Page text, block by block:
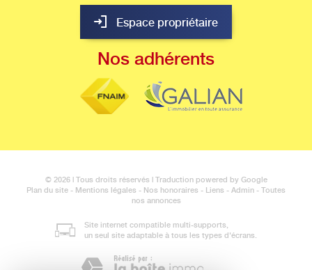
Espace propriétaire
Nos adhérents
© 2026 | Tous droits réservés | Traduction powered by Google
Plan du site - Mentions légales - Nos honoraires - Liens - Admin - Toutes
nos annonces
Site internet compatible multi-supports,
un seul site adaptable à tous les types d'écrans.